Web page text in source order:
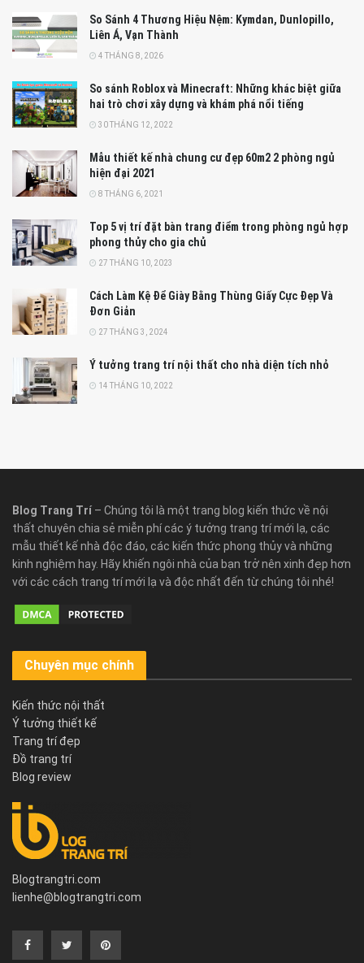
So Sánh 4 Thương Hiệu Nệm: Kymdan, Dunlopillo,
Liên Á, Vạn Thành
4 THÁNG 8, 2026
So sánh Roblox và Minecraft: Những khác biệt giữa
hai trò chơi xây dựng và khám phá nổi tiếng
30 THÁNG 12, 2022
Mẫu thiết kế nhà chung cư đẹp 60m2 2 phòng ngủ
hiện đại 2021
8 THÁNG 6, 2021
Top 5 vị trí đặt bàn trang điểm trong phòng ngủ hợp
phong thủy cho gia chủ
27 THÁNG 10, 2023
Cách Làm Kệ Để Giày Bằng Thùng Giấy Cực Đẹp Và
Đơn Giản
27 THÁNG 3, 2024
Ý tưởng trang trí nội thất cho nhà diện tích nhỏ
14 THÁNG 10, 2022
Blog Trang Trí – Chúng tôi là một trang blog kiến thức về nội
thất chuyên chia sẻ miễn phí các ý tưởng trang trí mới lạ, các
mẫu thiết kế nhà độc đáo, các kiến thức phong thủy và những
kinh nghiệm hay. Hãy khiến ngôi nhà của bạn trở nên xinh đẹp hơn
với các cách trang trí mới lạ và độc nhất đến từ chúng tôi nhé!
Chuyên mục chính
Kiến thức nội thất
Ý tưởng thiết kế
Trang trí đẹp
Đồ trang trí
Blog review
Blogtrangtri.com
lienhe@blogtrangtri.com